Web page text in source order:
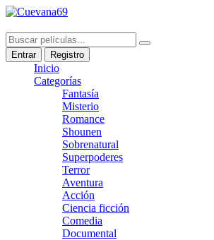
Entrar Registro
Inicio
Categorías
Fantasía
Misterio
Romance
Shounen
Sobrenatural
Superpoderes
Terror
Aventura
Acción
Ciencia ficción
Comedia
Documental